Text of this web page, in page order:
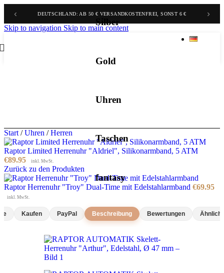
‹ DEUTSCHLAND: AB 50 € VERSANDKOSTENFREI, SONST 6 €
BELGIEN & NIEDERLANDE: AB 70 € GRATIS, SONST 9,90 € ›
Skip to navigation Skip to main content
Silber
Gold
Uhren
Taschen
fantasy
Start / Uhren / Herren
Raptor Limited Herrenuhr "Aldriel", Silikonarmband, 5 ATM
€89.95 inkl. MwSt.
Zurück zu den Produkten
Raptor Herrenuhr "Troy" Dual-Time mit Edelstahlarmband €69.95
inkl. MwSt.
Kaufen PayPal Beschreibung Bewertungen